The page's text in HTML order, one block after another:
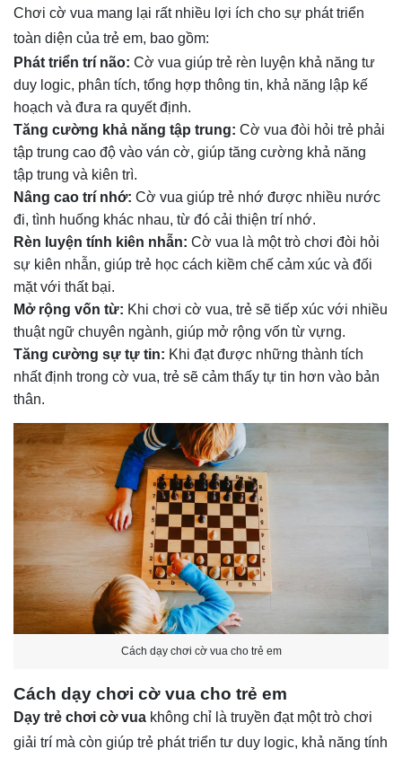
Chơi cờ vua mang lại rất nhiều lợi ích cho sự phát triển
toàn diện của trẻ em, bao gồm:
Phát triển trí não: Cờ vua giúp trẻ rèn luyện khả năng tư
duy logic, phân tích, tổng hợp thông tin, khả năng lập kế
hoạch và đưa ra quyết định.
Tăng cường khả năng tập trung: Cờ vua đòi hỏi trẻ phải
tập trung cao độ vào ván cờ, giúp tăng cường khả năng
tập trung và kiên trì.
Nâng cao trí nhớ: Cờ vua giúp trẻ nhớ được nhiều nước
đi, tình huống khác nhau, từ đó cải thiện trí nhớ.
Rèn luyện tính kiên nhẫn: Cờ vua là một trò chơi đòi hỏi
sự kiên nhẫn, giúp trẻ học cách kiềm chế cảm xúc và đối
mặt với thất bại.
Mở rộng vốn từ: Khi chơi cờ vua, trẻ sẽ tiếp xúc với nhiều
thuật ngữ chuyên ngành, giúp mở rộng vốn từ vựng.
Tăng cường sự tự tin: Khi đạt được những thành tích
nhất định trong cờ vua, trẻ sẽ cảm thấy tự tin hơn vào bản
thân.
Cách dạy chơi cờ vua cho trẻ em
Cách dạy chơi cờ vua cho trẻ em
Dạy trẻ chơi cờ vua không chỉ là truyền đạt một trò chơi
giải trí mà còn giúp trẻ phát triển tư duy logic, khả năng tính